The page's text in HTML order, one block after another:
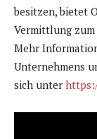
besitzen, bietet
Vermittlung
Mehr
Unternehmens
sich unter